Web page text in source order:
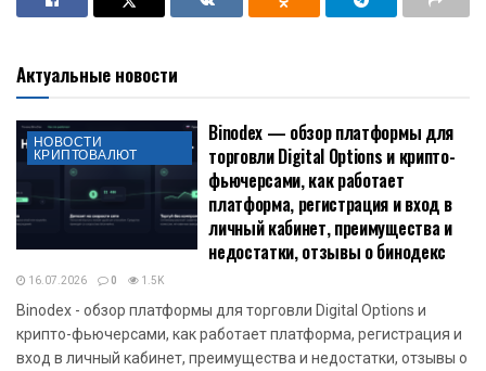
Актуальные новости
НОВОСТИ
КРИПТОВАЛЮТ
Binodex — обзор платформы для
торговли Digital Options и крипто-
фьючерсами, как работает
платформа, регистрация и вход в
личный кабинет, преимущества и
недостатки, отзывы о бинодекс
16.07.2026 0 1.5K
Binodex - обзор платформы для торговли Digital Options и
крипто-фьючерсами, как работает платформа, регистрация и
вход в личный кабинет, преимущества и недостатки, отзывы о